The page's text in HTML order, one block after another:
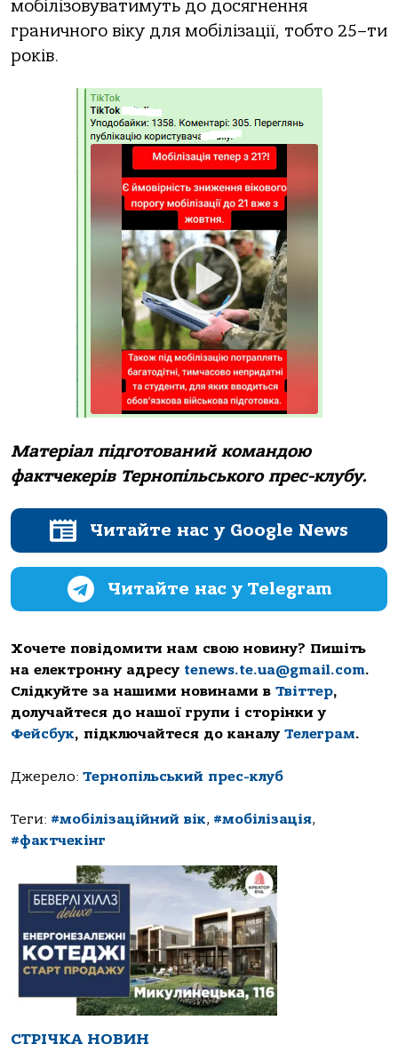
мобілізовуватимуть до досягнення
граничного віку для мобілізації, тобто 25–ти
років.
Матеріал підготований командою
фактчекерів Тернопільського прес-клубу.
Читайте нас у Google News
Читайте нас у Telegram
Хочете повідомити нам свою новину? Пишіть
на електронну адресу tenews.te.ua@gmail.com.
Слідкуйте за нашими новинами в Твіттер,
долучайтеся до нашої групи і сторінки у
Фейсбук, підключайтеся до каналу Телеграм.
Джерело: Тернопільський прес-клуб
Теги: #мобілізаційний вік, #мобілізація,
#фактчекінг
СТРІЧКА НОВИН